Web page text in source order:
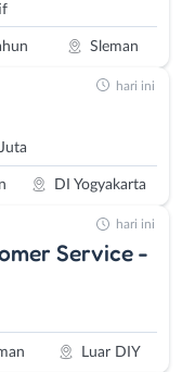
Sleman
DI Yogyakarta
hari ini
Service -
Luar DIY
hari ini